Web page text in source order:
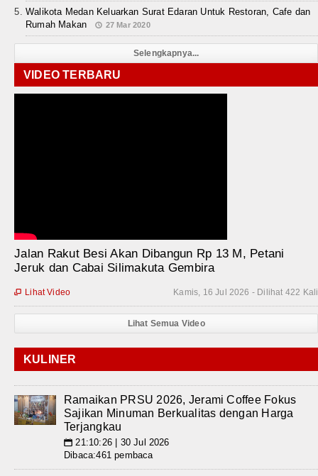
Walikota Medan Keluarkan Surat Edaran Untuk Restoran, Cafe dan
Rumah Makan
27 Mar 2020
Selengkapnya...
VIDEO TERBARU
Jalan Rakut Besi Akan Dibangun Rp 13 M, Petani
Jeruk dan Cabai Silimakuta Gembira
Kamis, 16 Jul 2026 - Dilihat 422 Kali
 Lihat Video
Lihat Semua Video
KULINER
Ramaikan PRSU 2026, Jerami Coffee Fokus
Sajikan Minuman Berkualitas dengan Harga
Terjangkau
📅 21:10:26 | 30 Jul 2026
Dibaca:461 pembaca